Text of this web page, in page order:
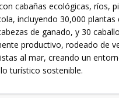
cabañas ecológicas, ríos,
incluyendo 30,000 plantas
de ganado, y 30
productivo, rodeado de
al mar, creando un
turístico sostenible.